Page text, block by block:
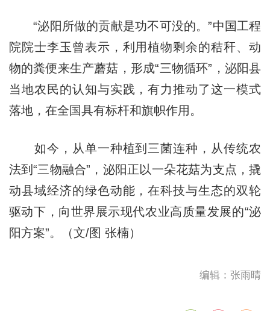
“泌阳所做的贡献是功不可没的。”中国工程
院院士李玉曾表示，利用植物剩余的秸秆、动
物的粪便来生产蘑菇，形成“三物循环”，泌阳县
当地农民的认知与实践，有力推动了这一模式
落地，在全国具有标杆和旗帜作用。
如今，从单一种植到三菌连种，从传统农
法到“三物融合”，泌阳正以一朵花菇为支点，撬
动县域经济的绿色动能，在科技与生态的双轮
驱动下，向世界展示现代农业高质量发展的“泌
阳方案”。（文/图 张楠）
编辑：张雨晴